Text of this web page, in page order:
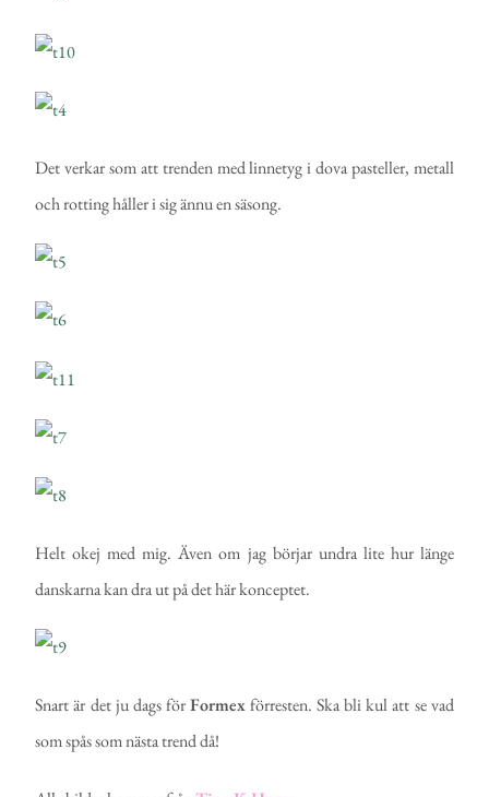
Det verkar som att trenden med linnetyg i dova pasteller, metall
och rotting håller i sig ännu en säsong.
Helt okej med mig. Även om jag börjar undra lite hur länge
danskarna kan dra ut på det här konceptet.
Snart är det ju dags förFormexförresten. Ska bli kul att se vad
som spås som nästa trend då!